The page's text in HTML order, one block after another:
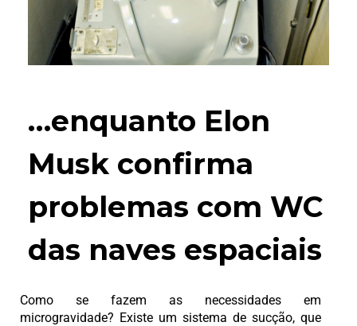
…enquanto Elon
Musk confirma
problemas com WC
das naves espaciais
Como se fazem as necessidades em
microgravidade? Existe um sistema de sucção, que